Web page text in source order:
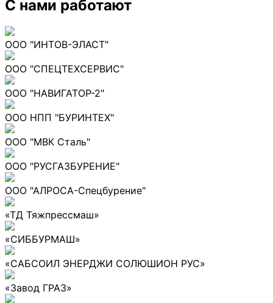
С нами работают
ООО "ИНТОВ-ЭЛАСТ"
ООО "СПЕЦТЕХСЕРВИС"
ООО "НАВИГАТОР-2"
ООО НПП "БУРИНТЕХ"
ООО "МВК Сталь"
ООО "РУСГАЗБУРЕНИЕ"
ООО "АЛРОСА-Спецбурение"
«ТД Тяжпрессмаш»
«СИББУРМАШ»
«САБСОИЛ ЭНЕРДЖИ СОЛЮШИОН РУС»
«Завод ГРАЗ»